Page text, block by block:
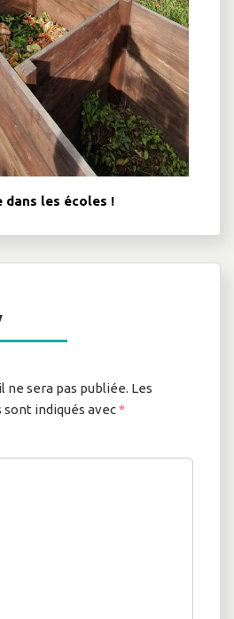
dans les écoles !
ne sera pas publiée. Les
indiqués avec*